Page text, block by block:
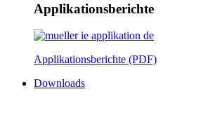
Applikationsberichte
Applikationsberichte (PDF)
Downloads